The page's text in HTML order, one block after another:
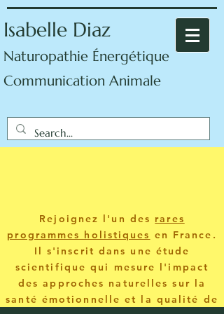
Isabelle Diaz
Naturopathie Énergétique
Communication Animale
Rejoignez l'un des rares
programmes holistiques en France.
Il s'inscrit dans une étude
scientifique qui mesure l'impact
des approches naturelles sur la
santé émotionnelle et la qualité de